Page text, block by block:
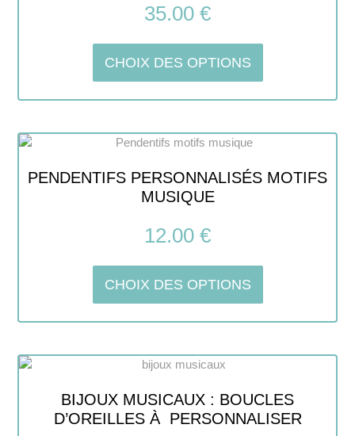
35.00 €
CHOIX DES OPTIONS
PENDENTIFS PERSONNALISÉS MOTIFS
MUSIQUE
12.00 €
CHOIX DES OPTIONS
BIJOUX MUSICAUX : BOUCLES
D’OREILLES À PERSONNALISER